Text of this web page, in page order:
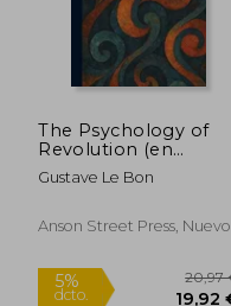
The Psychology of
Revolution (en
Inglés)
Gustave Le Bon
Anson Street Press, Nuevo